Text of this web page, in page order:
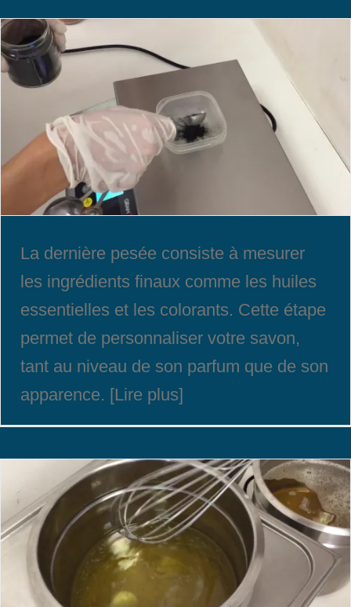
La dernière pesée consiste à mesurer
les ingrédients finaux comme les huiles
essentielles et les colorants. Cette étape
permet de personnaliser votre savon,
tant au niveau de son parfum que de son
apparence. [Lire plus]